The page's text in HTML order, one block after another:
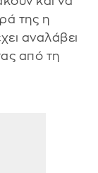
της η
αναλάβει
από τη